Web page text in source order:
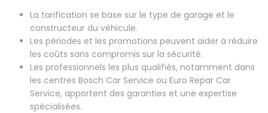
La tarification se base sur le type de garage et le
constructeur du véhicule.
Les périodes et les promotions peuvent aider à réduire
les coûts sans compromis sur la sécurité.
Les professionnels les plus qualifiés, notamment dans
les centres Bosch Car Service ou Euro Repar Car
Service, apportent des garanties et une expertise
spécialisées.